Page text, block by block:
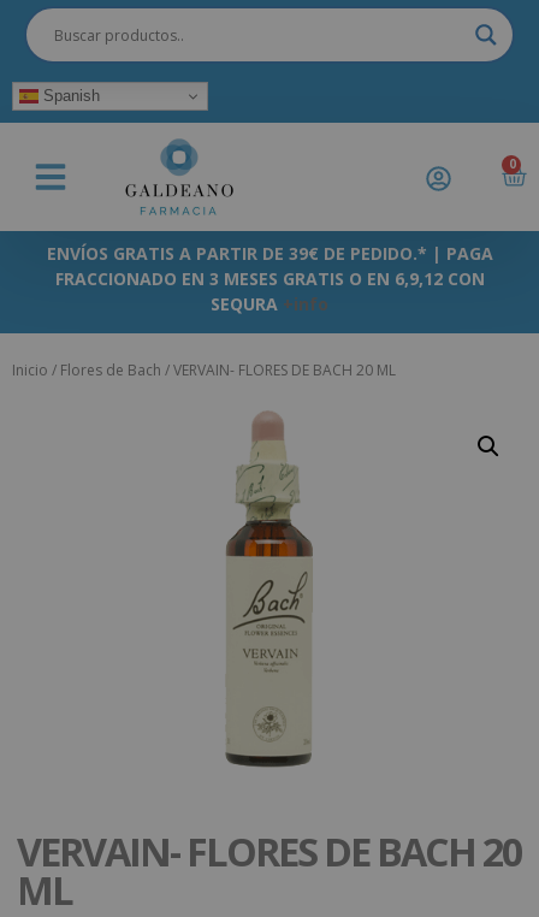
Spanish
0
ENVÍOS GRATIS A PARTIR DE 39€ DE PEDIDO.* | PAGA
FRACCIONADO EN 3 MESES GRATIS O EN 6,9,12 CON
SEQURA +info
Inicio / Flores de Bach / VERVAIN- FLORES DE BACH 20 ML
VERVAIN- FLORES DE BACH 20
ML